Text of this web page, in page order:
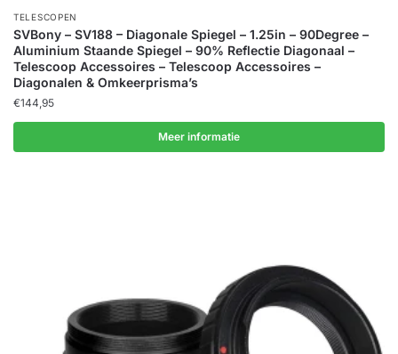
TELESCOPEN
SVBony – SV188 – Diagonale Spiegel – 1.25in – 90Degree –
Aluminium Staande Spiegel – 90% Reflectie Diagonaal –
Telescoop Accessoires – Telescoop Accessoires –
Diagonalen & Omkeerprisma’s
€144,95
Meer informatie